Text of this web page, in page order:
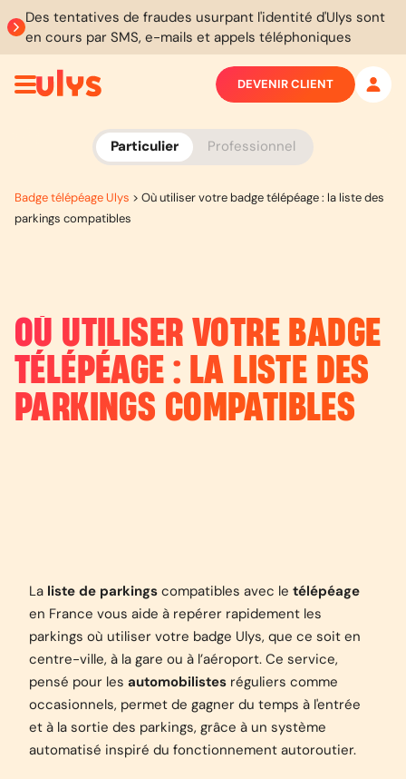
Des tentatives de fraudes usurpant l'identité d'Ulys sont
en cours par SMS, e-mails et appels téléphoniques
Particulier Professionnel
DEVENIR CLIENT
Badge télépéage Ulys > Où utiliser votre badge télépéage : la liste des
parkings compatibles
OÙ UTILISER VOTRE BADGE
TÉLÉPÉAGE : LA LISTE DES
PARKINGS COMPATIBLES
La liste de parkings compatibles avec le télépéage
en France vous aide à repérer rapidement les
parkings où utiliser votre badge Ulys, que ce soit en
centre-ville, à la gare ou à l’aéroport. Ce service,
pensé pour les automobilistes réguliers comme
occasionnels, permet de gagner du temps à l'entrée
et à la sortie des parkings, grâce à un système
automatisé inspiré du fonctionnement autoroutier.